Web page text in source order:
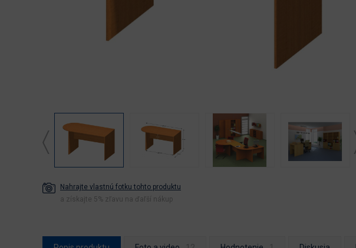
Nahrajte vlastnú fotku tohto produktu
a získajte 5% zľavu na ďaľší nákup